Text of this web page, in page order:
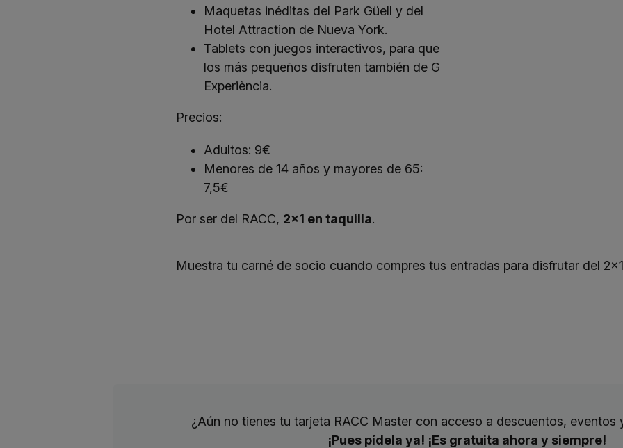
Maquetas inéditas del Park Güell y del
Hotel Attraction de Nueva York.
Tablets con juegos interactivos, para que
los más pequeños disfruten también de G
Experiència.
Precios:
Adultos: 9€
Menores de 14 años y mayores de 65:
7,5€
Por ser del RACC, 2x1 en taquilla.
Muestra tu carné de socio cuando compres tus entradas para disfrutar del
¿Aún no tienes tu tarjeta RACC Master con acceso a descuentos, eventos
¡Pues pídela ya! ¡Es gratuita ahora y siempre!